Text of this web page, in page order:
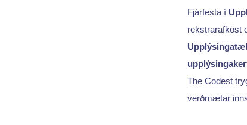
Fjárfesta í
rekstrarafköst
The Codest
verðmætar